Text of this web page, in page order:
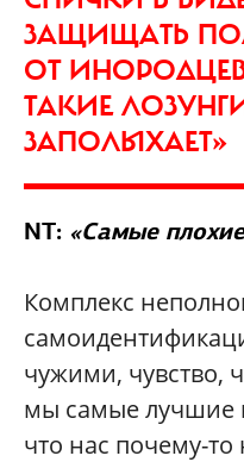
ЗАЩИЩАТЬ
ОТ
ТАКИЕ
ЗАПОЛЫХАЕТ»
NT: «Самые
Комплекс
чужими, чувство,
мы самые лучшие
что нас почему-